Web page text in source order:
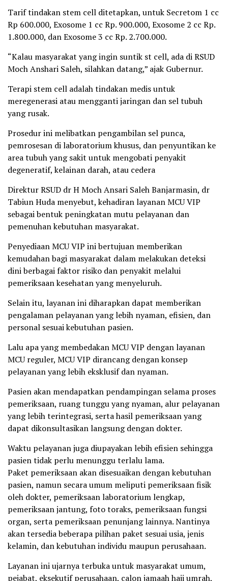
Tarif tindakan stem cell ditetapkan, untuk Secretom 1 cc
Rp 600.000, Exosome 1 cc Rp. 900.000, Exosome 2 cc Rp.
1.800.000, dan Exosome 3 cc Rp. 2.700.000.
“Kalau masyarakat yang ingin suntik st cell, ada di RSUD
Moch Anshari Saleh, silahkan datang,” ajak Gubernur.
Terapi stem cell adalah tindakan medis untuk
meregenerasi atau mengganti jaringan dan sel tubuh
yang rusak.
Prosedur ini melibatkan pengambilan sel punca,
pemrosesan di laboratorium khusus, dan penyuntikan ke
area tubuh yang sakit untuk mengobati penyakit
degeneratif, kelainan darah, atau cedera
Direktur RSUD dr H Moch Ansari Saleh Banjarmasin, dr
Tabiun Huda menyebut, kehadiran layanan MCU VIP
sebagai bentuk peningkatan mutu pelayanan dan
pemenuhan kebutuhan masyarakat.
Penyediaan MCU VIP ini bertujuan memberikan
kemudahan bagi masyarakat dalam melakukan deteksi
dini berbagai faktor risiko dan penyakit melalui
pemeriksaan kesehatan yang menyeluruh.
Selain itu, layanan ini diharapkan dapat memberikan
pengalaman pelayanan yang lebih nyaman, efisien, dan
personal sesuai kebutuhan pasien.
Lalu apa yang membedakan MCU VIP dengan layanan
MCU reguler, MCU VIP dirancang dengan konsep
pelayanan yang lebih eksklusif dan nyaman.
Pasien akan mendapatkan pendampingan selama proses
pemeriksaan, ruang tunggu yang nyaman, alur pelayanan
yang lebih terintegrasi, serta hasil pemeriksaan yang
dapat dikonsultasikan langsung dengan dokter.
Waktu pelayanan juga diupayakan lebih efisien sehingga
pasien tidak perlu menunggu terlalu lama.
Paket pemeriksaan akan disesuaikan dengan kebutuhan
pasien, namun secara umum meliputi pemeriksaan fisik
oleh dokter, pemeriksaan laboratorium lengkap,
pemeriksaan jantung, foto toraks, pemeriksaan fungsi
organ, serta pemeriksaan penunjang lainnya. Nantinya
akan tersedia beberapa pilihan paket sesuai usia, jenis
kelamin, dan kebutuhan individu maupun perusahaan.
Layanan ini ujarnya terbuka untuk masyarakat umum,
pejabat, eksekutif perusahaan, calon jamaah haji umrah,